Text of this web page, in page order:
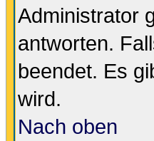
Administrator
antworten.
beendet. Es
wird.
Nach oben